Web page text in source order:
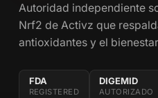
Autoridad independiente
Nrf2 de Activz que
antioxidantes y el
FDA
REGISTERED
DIGEMID
AUTORIZADO